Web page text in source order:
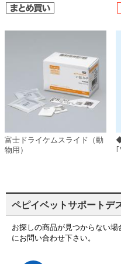
富士ドライケムスライド（動
物用）
ペピイベットサポートデ
お探しの商品が見つからない
にお問い合わせ下さい。